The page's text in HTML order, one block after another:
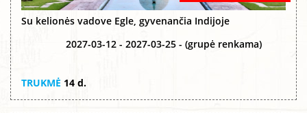
Su kelionės vadove Egle, gyvenančia Indijoje
2027-03-12 - 2027-03-25 - (grupė renkama)
TRUKMĖ 14 d.